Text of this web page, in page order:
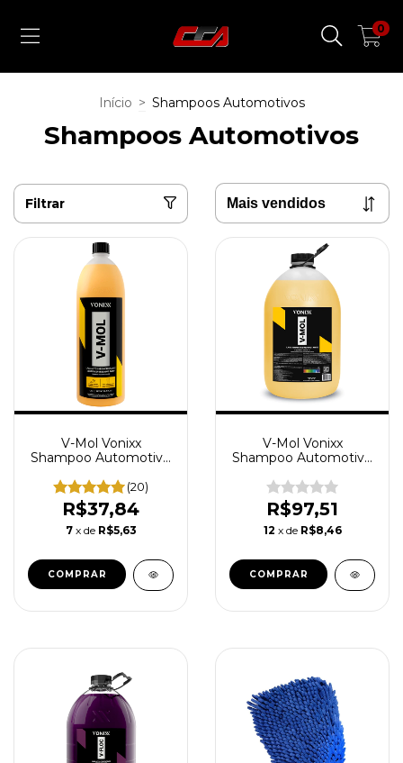
0
Início > Shampoos Automotivos
Shampoos Automotivos
Filtrar
V-Mol Vonixx
Shampoo Automotivo
Desincrustante 1,5L
(20)
R$37,84
7 x de R$5,63
V-Mol Vonixx
Shampoo Automotivo
Desincrustante 5L
R$97,51
12 x de R$8,46